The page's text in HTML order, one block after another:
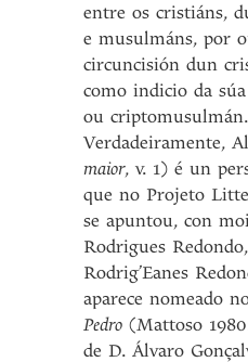
entre os cristiáns,
e musulmáns, por
circuncisión dun
como indicio da
ou criptomusulmán.
Verdadeiramente,
maior, v. 1) é un
que no Projeto
se apuntou, con
Rodrigues
Rodrig’Eanes
aparece nomeado
Pedro (Mattoso
de D. Álvaro